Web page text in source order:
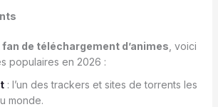
de téléchargement d’animes , voici
populaires en 2026 :
: l’un des trackers et sites de torrents les
monde.